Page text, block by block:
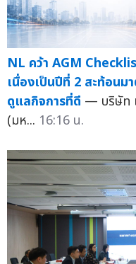
NL คว้า AGM
เนื่องเป็นปีที่ 2 สะท้อนม
ดูแลกิจการที่ดี — บริษัท
(มห... 16:16 น.